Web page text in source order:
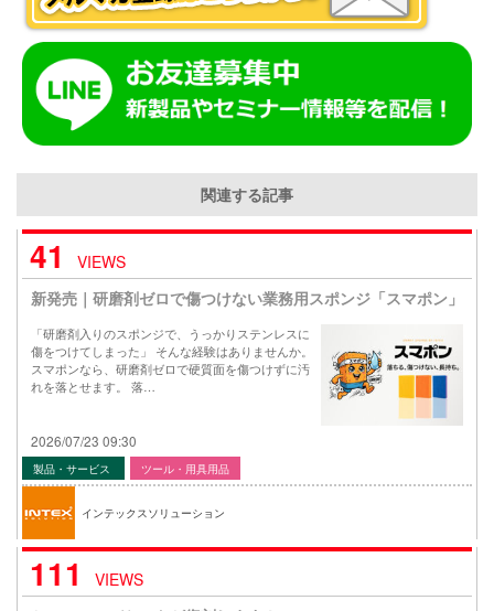
関連する記事
41
VIEWS
新発売｜研磨剤ゼロで傷つけない業務用スポンジ「スマポン」
「研磨剤入りのスポンジで、うっかりステンレスに
傷をつけてしまった」 そんな経験はありませんか。
スマポンなら、研磨剤ゼロで硬質面を傷つけずに汚
れを落とせます。 落…
2026/07/23 09:30
製品・サービス ツール・用具用品
インテックスソリューション
111
VIEWS